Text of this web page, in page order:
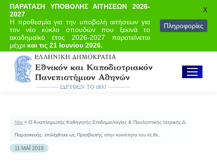
Νέα » Ο Αναπληρωτής Καθηγητής Επιδημιολογίας & Προληπτικής Ιατρικής Δ.
Παρασκευής, επιλέχθηκε ως Πρεσβευτής στην κοινότητα του eLife.
11 ΜΆΙ 2019
ΠΑΡΑΤΑΣΗ ΥΠΟΒΟΛΗΣ ΑΙΤΗΣΕΩΝ 2026-
2027
Η προθεσμία για την υποβολή αιτήσεων για
τον νέο κύκλο σπουδών που ξεκινά το
ακαδημαϊκό έτος 2026-2027 παρατείνεται
μέχρι και τις 21 Ιουνίου 2026.
Πληροφορίες
X